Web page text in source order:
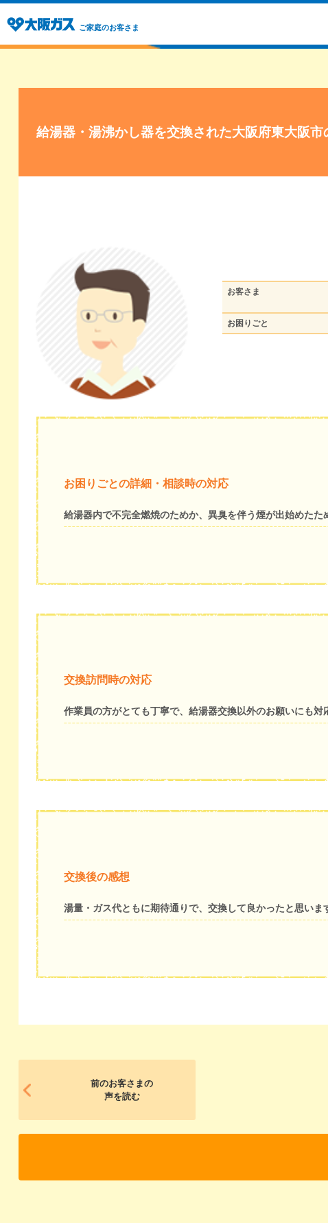
ご家庭のお客さま
給湯器・湯沸かし器を交換された大阪府東大阪
お客さま
お困りごと
お困りごとの詳細・相談時の対応
給湯器内で不完全燃焼のためか、異臭を伴う煙が出始めた
交換訪問時の対応
作業員の方がとても丁寧で、給湯器交換以外のお願いにも
交換後の感想
湯量・ガス代ともに期待通りで、交換して良かったと思いま
前のお客さまの
声を読む